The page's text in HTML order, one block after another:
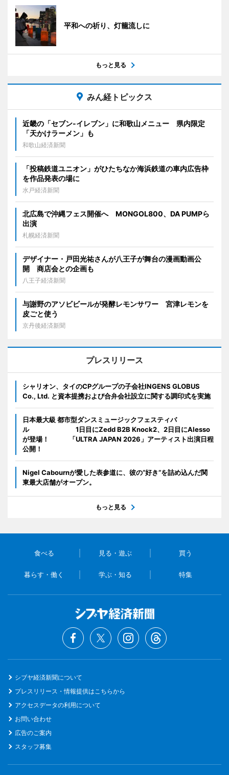
平和への祈り、灯籠流しに
もっと見る
みん経トピックス
近畿の「セブン-イレブン」に和歌山メニュー 県内限定
「天かけラーメン」も
和歌山経済新聞
「投稿鉄道ユニオン」がひたちなか海浜鉄道の車内広告枠
を作品発表の場に
水戸経済新聞
北広島で沖縄フェス開催へ MONGOL800、DA PUMPら
出演
札幌経済新聞
デザイナー・戸田光祐さんが八王子が舞台の漫画動画公
開 商店会との企画も
八王子経済新聞
与謝野のアソビビールが発酵レモンサワー 宮津レモンを
皮ごと使う
京丹後経済新聞
プレスリリース
シャリオン、タイのCPグループの子会社INGENS GLOBUS
Co., Ltd. と資本提携および合弁会社設立に関する調印式を実施
日本最大級 都市型ダンスミュージックフェスティバ
ル 1日目にZedd B2B Knock2、2日目にAlesso
が登場！ 「ULTRA JAPAN 2026」アーティスト出演日程
公開！
Nigel Cabournが愛した表参道に、彼の“好き”を詰め込んだ関
東最大店舗がオープン。
もっと見る
食べる 見る・遊ぶ 買う
暮らす・働く 学ぶ・知る 特集
シブヤ経済新聞について
プレスリリース・情報提供はこちらから
アクセスデータの利用について
お問い合わせ
広告のご案内
スタッフ募集